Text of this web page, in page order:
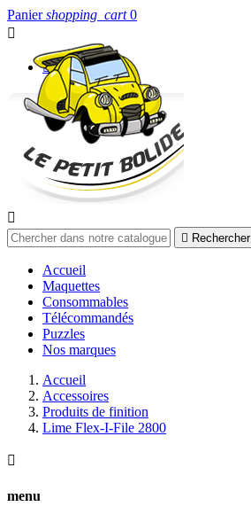
Panier shopping_cart 0

 Connexion

 Rechercher
Accueil
Maquettes
Consommables
Télécommandés
Puzzles
Nos marques
Accueil
Accessoires
Produits de finition
Lime Flex-I-File 2800

menu